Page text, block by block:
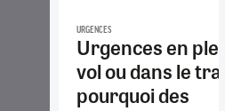
URGENCES
Urgences en
vol ou dans le
pourquoi des